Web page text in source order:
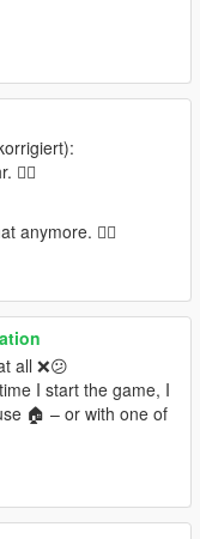
🤷‍♂️
anymore. 🤷‍♂️
all ❌😕
I start the game, I
🏠 – or with one of